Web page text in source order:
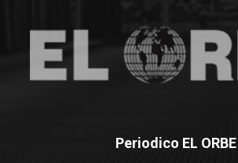
Periodico EL ORBE